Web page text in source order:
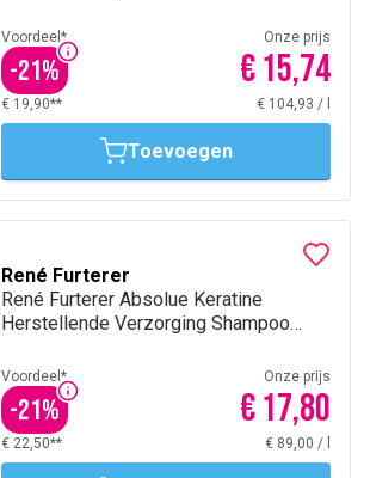
Voordeel*
-21%
Onze prijs
€ 15,74
€ 19,90** € 104,93 /
Toevoegen
René Furterer
René Furterer Absolue Keratine
Herstellende Verzorging Shampoo
Voordeel*
-21%
Onze prijs
€ 17,80
€ 22,50** € 89,00 /